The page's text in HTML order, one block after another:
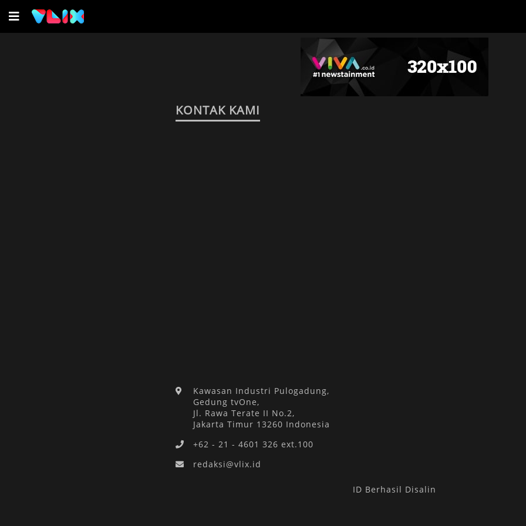
KONTAK KAMI
Kawasan Industri Pulogadung,
Gedung tvOne,
Jl. Rawa Terate II No.2,
Jakarta Timur 13260 Indonesia
+62 - 21 - 4601 326 ext.100
redaksi@vlix.id
ID Berhasil Disalin